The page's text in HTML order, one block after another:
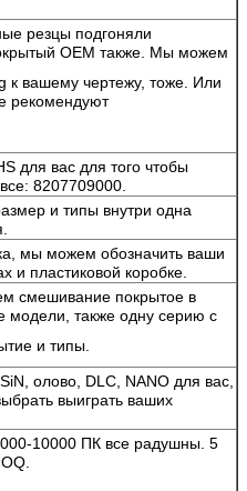
резцы подгоняли
OEM также. Мы можем
к вашему чертежу, тоже. Или
рекомендуют
для вас для того чтобы
8207709000.
и типы внутри одна
мы можем обозначить ваши
и пластиковой коробке.
смешивание покрытое в
модели, также одну серию с
и типы.
олово, DLC, NANO для вас,
выиграть ваших
10000 ПК все радушны. 5